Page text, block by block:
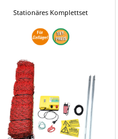
Stationäres Komplettset